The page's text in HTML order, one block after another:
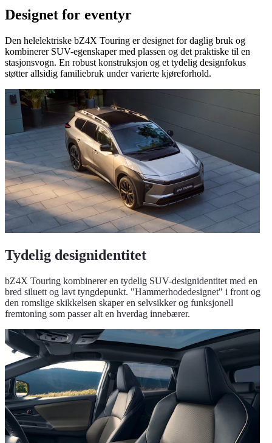
Designet for eventyr
Den helelektriske bZ4X Touring er designet for daglig bruk og
kombinerer SUV-egenskaper med plassen og det praktiske til en
stasjonsvogn. En robust konstruksjon og et tydelig designfokus
støtter allsidig familiebruk under varierte kjøreforhold.
Tydelig designidentitet
bZ4X Touring kombinerer en tydelig SUV-designidentitet med en
bred siluett og lavt tyngdepunkt. "Hammerhodedesignet" i front og
den romslige skikkelsen skaper en selvsikker og funksjonell
fremtoning som passer alt en hverdag innebærer.